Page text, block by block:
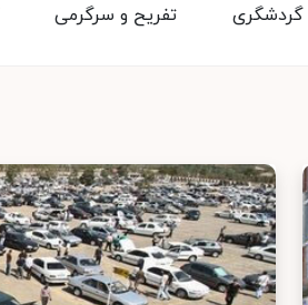
تفریح و سرگرمی گردشگری